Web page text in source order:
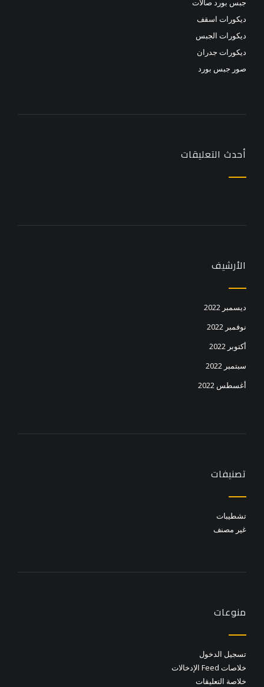
جبس بورد صالات
ديكورات اسقف
ديكورات الجبس
ديكورات جدران
صور جبس بورد
أحدث التعليقات
الأرشيف
ديسمبر 2022
نوفمبر 2022
أكتوبر 2022
سبتمبر 2022
أغسطس 2022
تصنيفات
تشطيبات
غير مصنف
منوعات
تسجيل الدخول
خلاصات Feed الإدخالات
خلاصة التعليقات